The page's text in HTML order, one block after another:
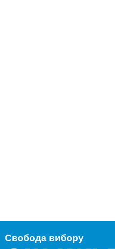
Свобода вибору